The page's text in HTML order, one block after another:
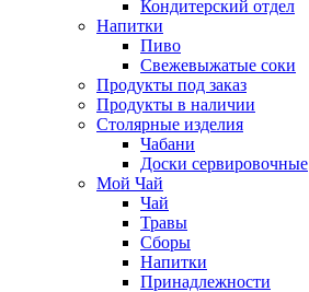
Кондитерский отдел
Напитки
Пиво
Cвежевыжатые соки
Продукты под заказ
Продукты в наличии
Столярные изделия
Чабани
Доски сервировочные
Мой Чай
Чай
Травы
Сборы
Напитки
Принадлежности